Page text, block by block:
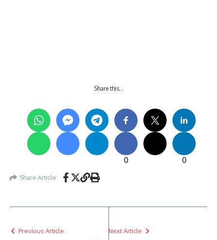
Share this…
0 0
Share Article
Previous Article Next Article